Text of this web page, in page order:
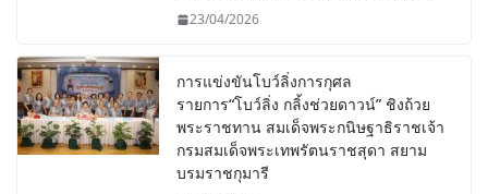
23/04/2026
การแข่งขันโบว์ลิ่งการกุศล
รายการ“โบว์ลิ่ง กลิ้งช่วยดาวน์” ชิงถ้วย
พระราชทาน สมเด็จพระกนิษฐาธิราชเจ้า
กรมสมเด็จพระเทพรัตนราชสุดา สยาม
บรมราชกุมารี